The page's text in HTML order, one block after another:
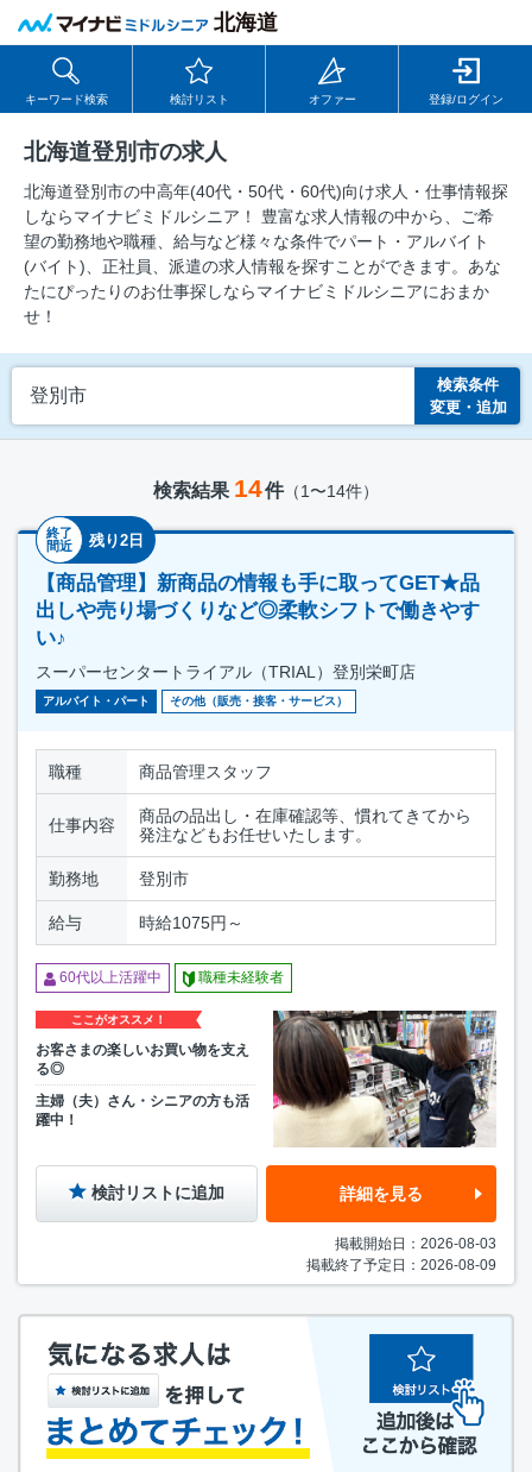
北海道
キーワード検索 検討リスト オファー 登録/ログイン
北海道登別市の求人
北海道登別市の中⾼年(40代・50代・60代)向け求⼈・仕事情報探
しならマイナビミドルシニア！ 豊富な求人情報の中から、ご希
望の勤務地や職種、給与など様々な条件でパート・アルバイト
(バイト)、正社員、派遣の求人情報を探すことができます。あな
たにぴったりのお仕事探しならマイナビミドルシニアにおまか
せ！
登別市
検索条件
変更・追加
検索結果 14件（1〜14件）
終了
間近
残り2日
【商品管理】新商品の情報も手に取ってGET★品
出しや売り場づくりなど◎柔軟シフトで働きやす
い♪
スーパーセンタートライアル（TRIAL）登別栄町店
アルバイト・パート その他（販売・接客・サービス）
職種 商品管理スタッフ
仕事内容
商品の品出し・在庫確認等、慣れてきてから
発注などもお任せいたします。
勤務地 登別市
給与 時給1075円～
60代以上活躍中 職種未経験者
ここがオススメ！
お客さまの楽しいお買い物を支え
る◎
主婦（夫）さん・シニアの方も活
躍中！
検討リストに追加 詳細を見る
掲載開始日：2026-08-03
掲載終了予定日：2026-08-09